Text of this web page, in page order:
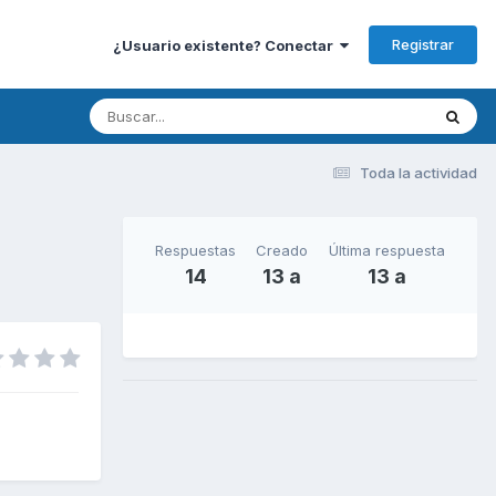
¿Usuario existente? Conectar Registrar
Toda la actividad
Respuestas
14
Creado
13 a
Última respuesta
13 a